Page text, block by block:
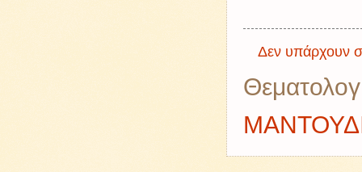
Δεν υπάρχουν